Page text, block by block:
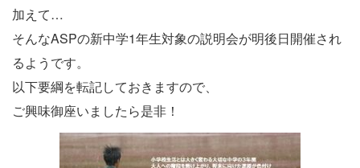
加えて…
そんなASPの新中学1年生対象の説明会が明後日開催され
るようです。
以下要綱を転記しておきますので、
ご興味御座いましたら是非！